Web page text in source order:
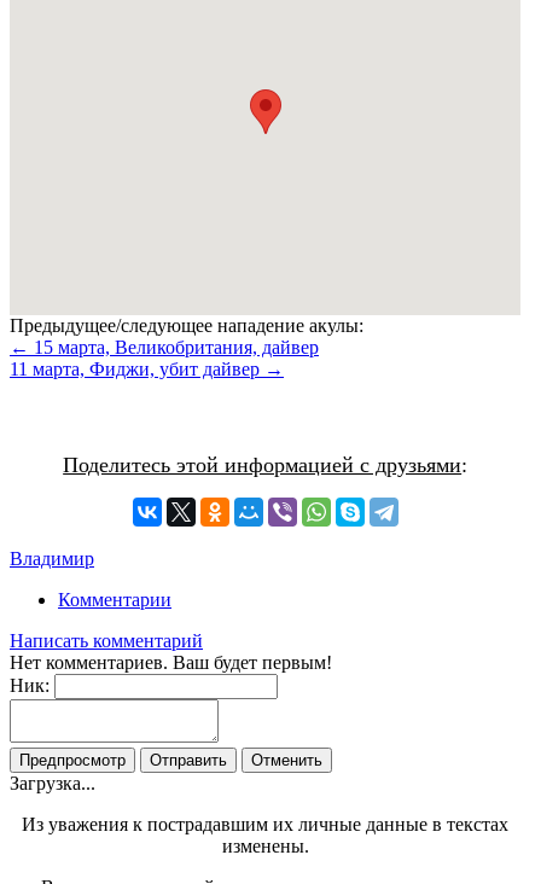
Предыдущее/следующее нападение акулы:
← 15 марта, Великобритания, дайвер
11 марта, Фиджи, убит дайвер →
Поделитесь этой информацией с друзьями:
Владимир
Комментарии
Написать комментарий
Нет комментариев. Ваш будет первым!
Ник:
Загрузка...
Из уважения к пострадавшим их личные данные в текстах
изменены.